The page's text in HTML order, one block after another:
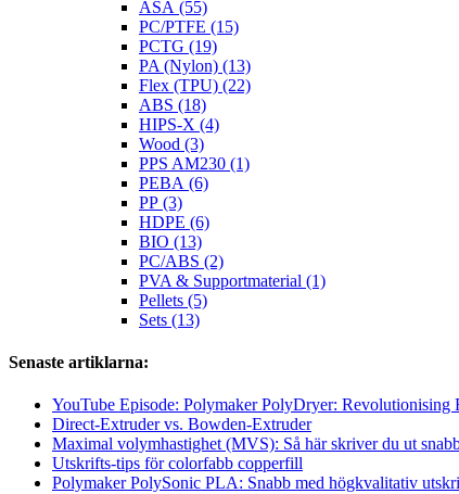
ASA (55)
PC/PTFE (15)
PCTG (19)
PA (Nylon) (13)
Flex (TPU) (22)
ABS (18)
HIPS-X (4)
Wood (3)
PPS AM230 (1)
PEBA (6)
PP (3)
HDPE (6)
BIO (13)
PC/ABS (2)
PVA & Supportmaterial (1)
Pellets (5)
Sets (13)
Senaste artiklarna:
YouTube Episode: Polymaker PolyDryer: Revolutionising
Direct-Extruder vs. Bowden-Extruder
Maximal volymhastighet (MVS): Så här skriver du ut
Utskrifts-tips för colorfabb copperfill
Polymaker PolySonic PLA: Snabb med högkvalitativ